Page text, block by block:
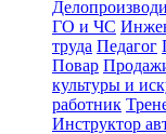
ГО и ЧС
труда Педагог
Повар
культуры и
работник
Инструктор